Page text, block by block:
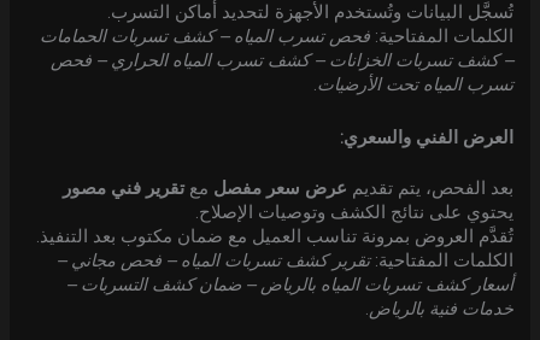
تُسجَّل البيانات وتُستخدم الأجهزة لتحديد أماكن التسرب.
الكلمات المفتاحية:فحص تسرب المياه – كشف تسربات الحمامات
– كشف تسربات الخزانات – كشف تسرب المياه الحراري – فحص
تسرب المياه تحت الأرضيات.
العرض الفني والسعري:
بعد الفحص، يتم تقديم عرض سعر مفصل معتقرير فني مصور
يحتوي على نتائج الكشف وتوصيات الإصلاح.
تُقدَّم العروض بمرونة تناسب العميل مع ضمان مكتوب بعد التنفيذ.
الكلمات المفتاحية:تقرير كشف تسربات المياه – فحص مجاني –
أسعار كشف تسربات المياه بالرياض – ضمان كشف التسربات –
خدمات فنية بالرياض.